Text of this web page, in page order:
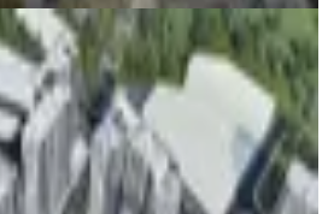
Tarsus'ta İlkem Center'da
Satılık 1+1 Daire
Fevzi Çakmak Mahallesi
m² 4. Kat ·06.06.2026
₺